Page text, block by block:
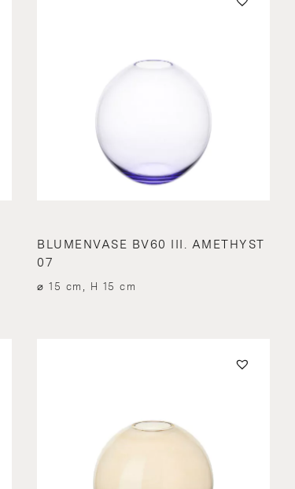
BLUMENVASE BV60 III. AMETHYST
07
⌀ 15 cm, H 15 cm